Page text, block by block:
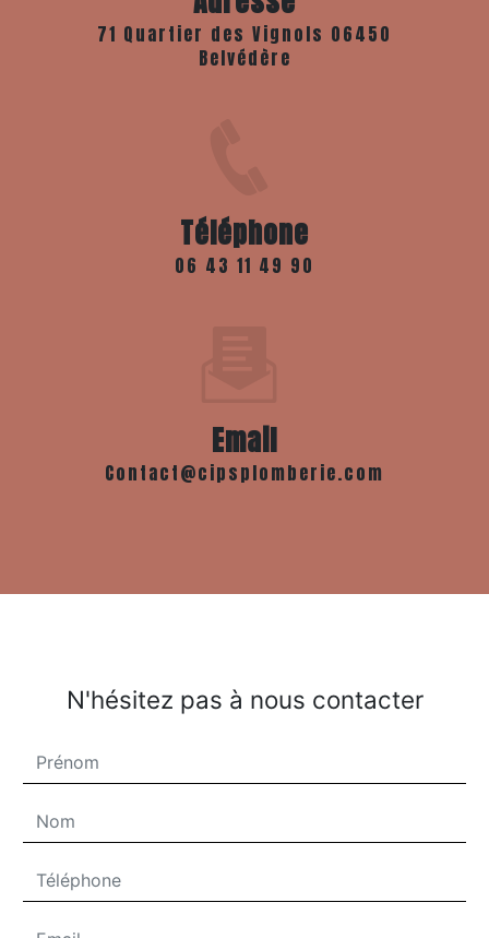
71 Quartier des Vignols 06450
Belvédère
Téléphone
06 43 11 49 90
Email
contact@cipsplomberie.com
N'hésitez pas à nous contacter